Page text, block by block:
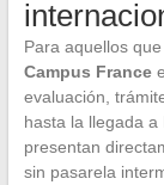
Para aquellos
Campus France
evaluación,
hasta la llegada
presentan
sin pasarela